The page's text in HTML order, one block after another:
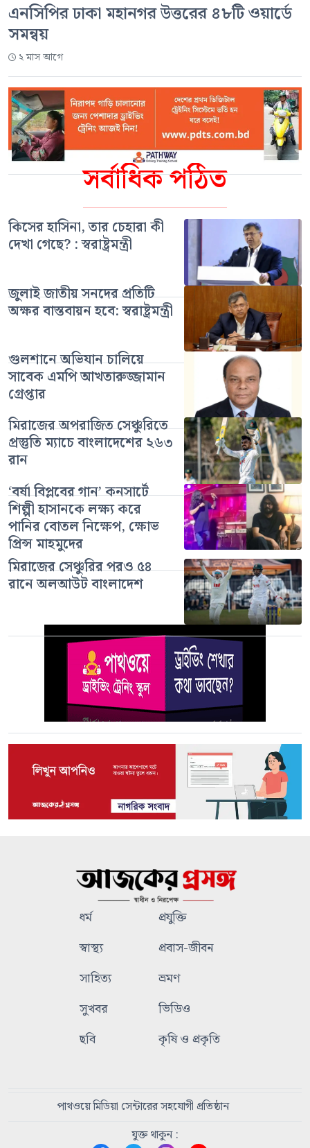
সর্বাধিক পঠিত
কিসের হাসিনা, তার চেহারা কী
দেখা গেছে? : স্বরাষ্ট্রমন্ত্রী
জুলাই জাতীয় সনদের প্রতিটি
অক্ষর বাস্তবায়ন হবে: স্বরাষ্ট্রমন্ত্রী
গুলশানে অভিযান চালিয়ে
সাবেক এমপি আখতারুজ্জামান
গ্রেপ্তার
মিরাজের অপরাজিত সেঞ্চুরিতে
প্রস্তুতি ম্যাচে বাংলাদেশের ২৬৩
রান
‘বর্ষা বিপ্লবের গান’ কনসার্টে
শিল্পী হাসানকে লক্ষ্য করে
পানির বোতল নিক্ষেপ, ক্ষোভ
প্রিন্স মাহমুদের
মিরাজের সেঞ্চুরির পরও ৫৪
রানে অলআউট বাংলাদেশ
এনসিপির ঢাকা মহানগর উত্তরের ৪৮টি ওয়ার্ডে
সমন্বয়
২ মাস আগে
ধর্ম
প্রযুক্তি
স্বাস্থ্য
প্রবাস-জীবন
সাহিত্য
ভ্রমণ
সুখবর
ভিডিও
ছবি
কৃষি ও প্রকৃতি
পাথওয়ে মিডিয়া সেন্টারের সহযোগী প্রতিষ্ঠান
যুক্ত থাকুন :